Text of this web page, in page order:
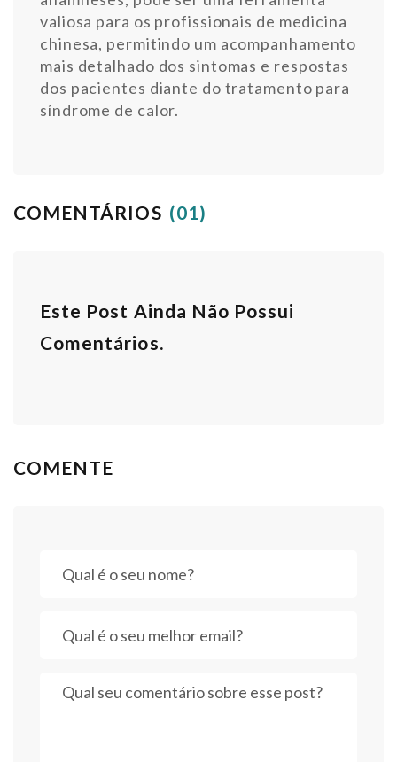
valiosa para os profissionais de medicina
chinesa, permitindo um acompanhamento
mais detalhado dos sintomas e respostas
dos pacientes diante do tratamento para
síndrome de calor.
COMENTÁRIOS (01)
Este Post Ainda Não Possui
Comentários.
COMENTE